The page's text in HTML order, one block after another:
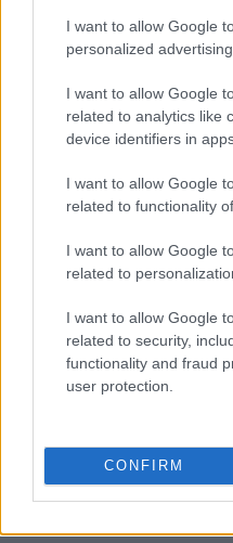
I want to allow Google
personalized advertising.
I want to allow Google
related to analytics like
device identifiers in
I want to allow Google
related to functionality
I want to allow Google
related to
I want to allow Google
related to security,
functionality and fraud
user protection.
CONFIRM
Όσοι μεγάλωσαν
10 διάφανα γαλλικά
ΑΓΙΟΣ ΒΑΣΙΛΗΣ
ΧΡΙΣΤΟΥΓΕΝΝΑ